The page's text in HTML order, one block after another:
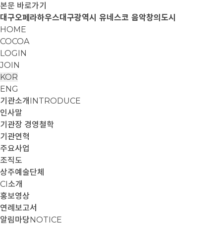
본문 바로가기
대구오페라하우스대구광역시 유네스코 음악창의도시
HOME
COCOA
LOGIN
JOIN
KOR
ENG
기관소개 INTRODUCE
인사말
기관장 경영철학
기관연혁
주요사업
조직도
상주예술단체
CI소개
홍보영상
연례보고서
알림마당NOTICE